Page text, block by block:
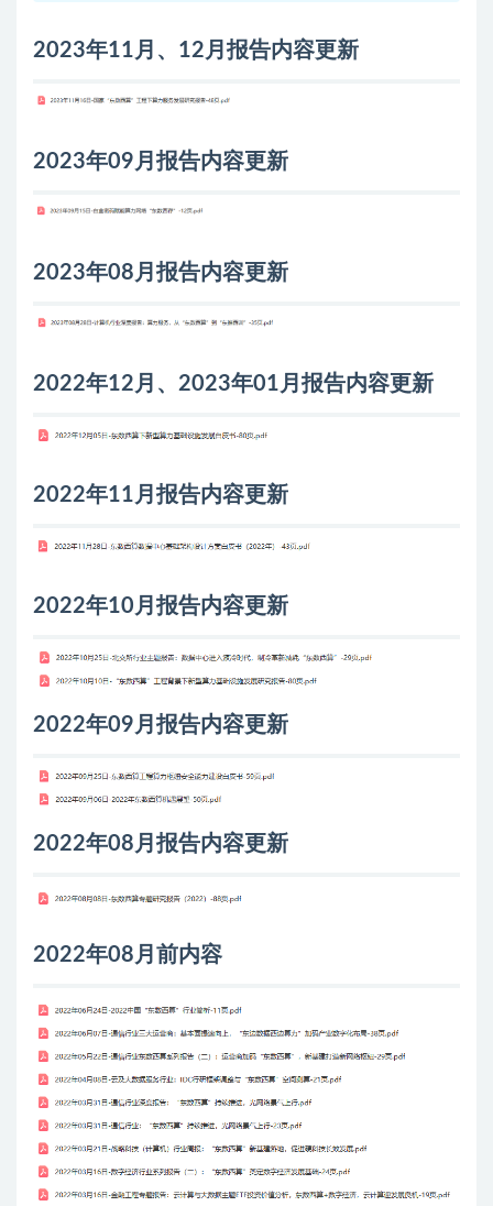
2023年11月、12月报告内容更新
2023年09月报告内容更新
2023年08月报告内容更新
2022年12月、2023年01月报告内容更新
2022年11月报告内容更新
2022年10月报告内容更新
2022年09月报告内容更新
2022年08月报告内容更新
2022年08月前内容